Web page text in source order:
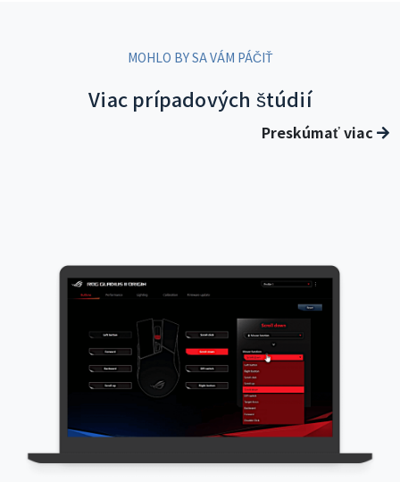
MOHLO BY SA VÁM PÁČIŤ
Viac prípadových štúdií
Preskúmať viac